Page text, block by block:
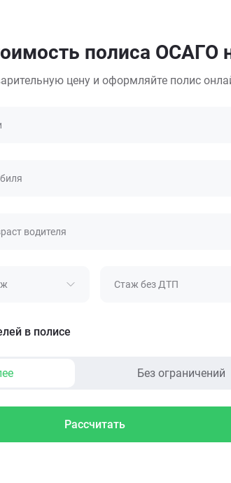
полиса ОСАГО
цену и оформляйте полис
водителя
Стаж без ДТП
в полисе
Без ограничений
Рассчитать